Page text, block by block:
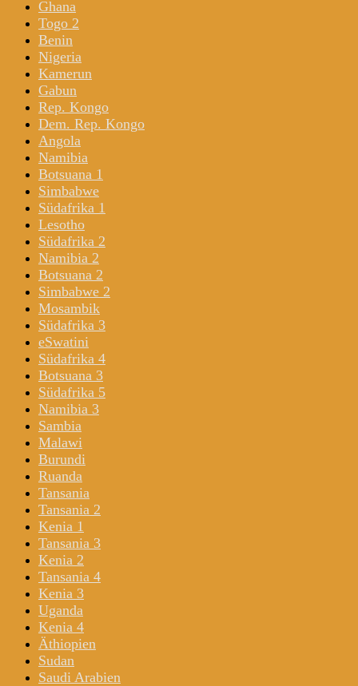
Ghana
Togo 2
Benin
Nigeria
Kamerun
Gabun
Rep. Kongo
Dem. Rep. Kongo
Angola
Namibia
Botsuana 1
Simbabwe
Südafrika 1
Lesotho
Südafrika 2
Namibia 2
Botsuana 2
Simbabwe 2
Mosambik
Südafrika 3
eSwatini
Südafrika 4
Botsuana 3
Südafrika 5
Namibia 3
Sambia
Malawi
Burundi
Ruanda
Tansania
Tansania 2
Kenia 1
Tansania 3
Kenia 2
Tansania 4
Kenia 3
Uganda
Kenia 4
Äthiopien
Sudan
Saudi Arabien